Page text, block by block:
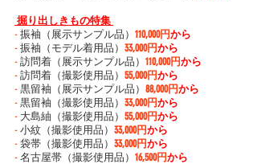
掘り出しきもの特集
- 振袖（展示サンプル品） 110,000円から
- 振袖（モデル着用品） 33,000円から
- 訪問着（展示サンプル品） 110,000円から
- 訪問着（撮影使用品） 55,000円から
- 黒留袖（展示サンプル品） 88,000円から
- 黒留袖（撮影使用品） 33,000円から
- 大島紬（撮影使用品） 55,000円から
- 小紋（撮影使用品） 33,000円から
- 袋帯（撮影使用品） 33,000円から
- 名古屋帯（撮影使用品） 16,500円から